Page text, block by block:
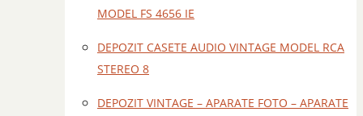
MODEL FS 4656 IE
DEPOZIT CASETE AUDIO VINTAGE MODEL RCA
STEREO 8
DEPOZIT VINTAGE – APARATE FOTO – APARATE